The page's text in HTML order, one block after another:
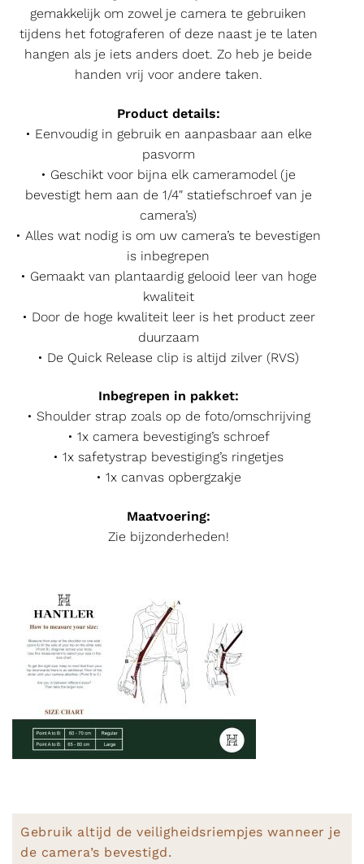
gemakkelijk om zowel je camera te gebruiken
tijdens het fotograferen of deze naast je te laten
hangen als je iets anders doet. Zo heb je beide
handen vrij voor andere taken.
Product details:
• Eenvoudig in gebruik en aanpasbaar aan elke
pasvorm
• Geschikt voor bijna elk cameramodel (je
bevestigt hem aan de 1/4″ statiefschroef van je
camera’s)
• Alles wat nodig is om uw camera’s te bevestigen
is inbegrepen
• Gemaakt van plantaardig gelooid leer van hoge
kwaliteit
• Door de hoge kwaliteit leer is het product zeer
duurzaam
• De Quick Release clip is altijd zilver (RVS)
Inbegrepen in pakket:
• Shoulder strap zoals op de foto/omschrijving
• 1x camera bevestiging’s schroef
• 1x safetystrap bevestiging’s ringetjes
• 1x canvas opbergzakje
Maatvoering:
Zie bijzonderheden!
Gebruik altijd de veiligheidsriempjes wanneer je
de camera’s bevestigd.